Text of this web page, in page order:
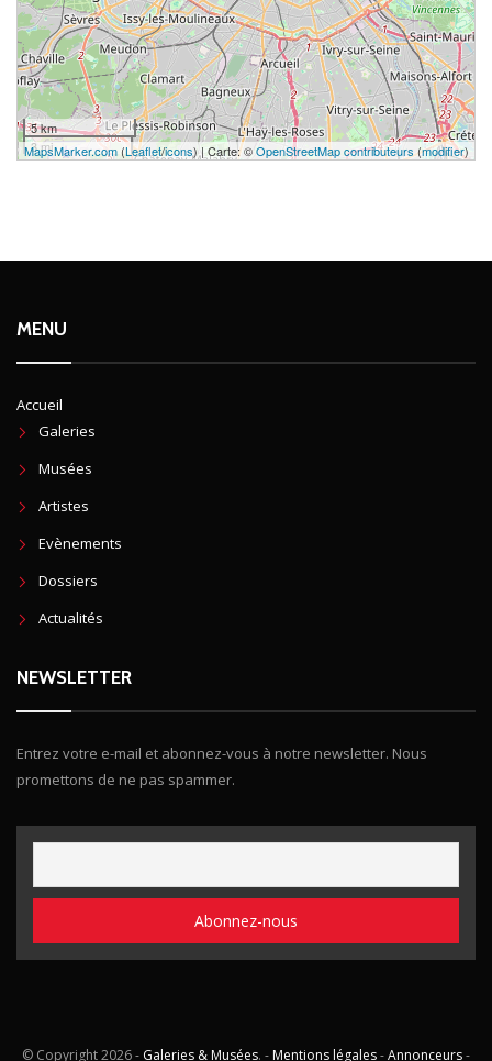
5 km
3 mi
MapsMarker.com(Leaflet/icons) | Carte: ©OpenStreetMap contributeurs(modifier)
MENU
Accueil
Galeries
Musées
Artistes
Evènements
Dossiers
Actualités
NEWSLETTER
Entrez votre e-mail et abonnez-vous à notre newsletter. Nous
promettons de ne pas spammer.
© Copyright2026 - Galeries & Musées. - Mentions légales-Annonceurs-